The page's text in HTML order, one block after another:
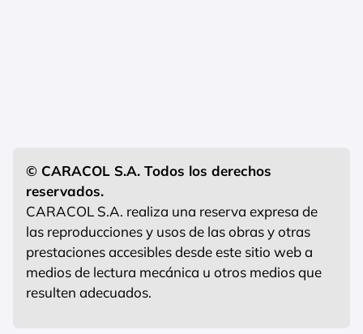
© CARACOL S.A. Todos los derechos
reservados.
CARACOL S.A. realiza una reserva expresa de
las reproducciones y usos de las obras y otras
prestaciones accesibles desde este sitio web a
medios de lectura mecánica u otros medios que
resulten adecuados.